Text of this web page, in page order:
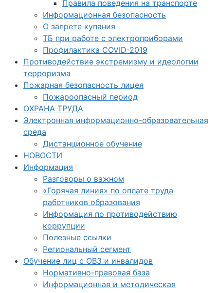
Правила поведения на транспорте
Информационная безопасность
О запрете купания
ТБ при работе с электроприборами
Профилактика COVID-2019
Противодействие экстремизму и идеологии
терроризма
Пожарная безопасность лицея
Пожароопасный период
ОХРАНА ТРУДА
Электронная информационно-образовательная
среда
Дистанционное обучение
НОВОСТИ
Информация
Разговоры о важном
«Горячая линия» по оплате труда
работников образования
Информация по противодействию
коррупции
Полезные ссылки
Региональный сегмент
Обучение лиц с ОВЗ и инвалидов
Нормативно-правовая база
Информационная и методическая